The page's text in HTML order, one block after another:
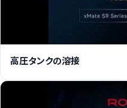
高圧タンクの溶接